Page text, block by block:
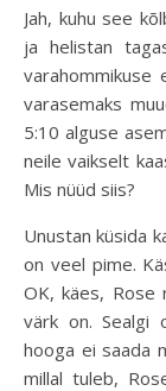
Jah, kuhu see
ja helistan
varahommikuse
varasemaks
5:10 alguse
neile vaikselt
Mis nüüd siis?
Unustan küsida
on veel pime.
OK, käes, Rose
värk on. Sealgi
hooga ei saada
millal tuleb,